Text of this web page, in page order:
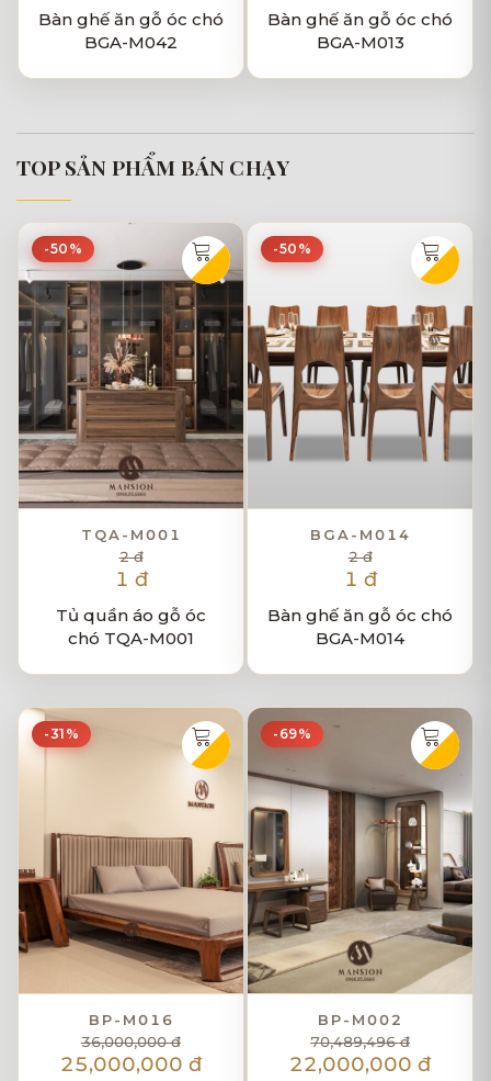
Bàn ghế ăn gỗ óc chó
BGA-M042
Bàn ghế ăn gỗ óc chó
BGA-M013
TOP SẢN PHẨM BÁN CHẠY
-50%
TQA-M001
2 đ
1 đ
Tủ quần áo gỗ óc
chó TQA-M001
-50%
BGA-M014
2 đ
1 đ
Bàn ghế ăn gỗ óc chó
BGA-M014
-31%
BP-M016
36,000,000 đ
25,000,000 đ
-69%
BP-M002
70,489,496 đ
22,000,000 đ